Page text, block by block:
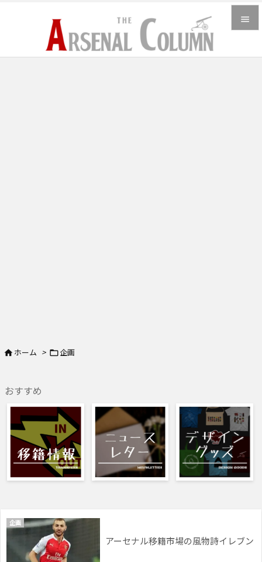

メニュ
 ホーム > 企画
おすすめ
企画
アーセナル移籍市場の風物詩イレブン